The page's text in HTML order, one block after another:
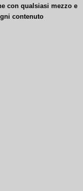
con qualsiasi mezzo e
contenuto